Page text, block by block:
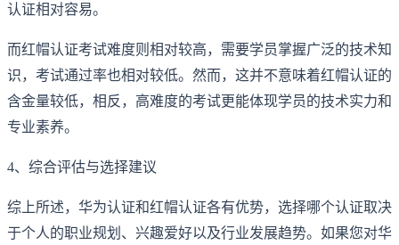
认证相对容易。
而红帽认证考试难度则相对较高，需要学员掌握广泛的技术知
识，考试通过率也相对较低。然而，这并不意味着红帽认证的
含金量较低，相反，高难度的考试更能体现学员的技术实力和
专业素养。
4、综合评估与选择建议
综上所述，华为认证和红帽认证各有优势，选择哪个认证取决
于个人的职业规划、兴趣爱好以及行业发展趋势。如果您对华